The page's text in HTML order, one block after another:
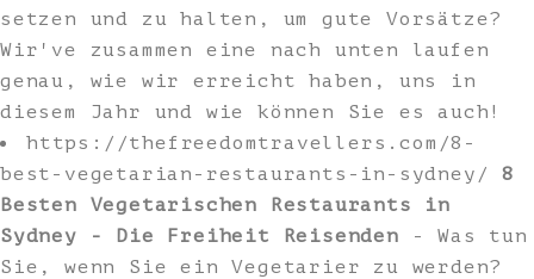
setzen und zu halten, um gute Vorsätze?
Wir've zusammen eine nach unten laufen
genau, wie wir erreicht haben, uns in
diesem Jahr und wie können Sie es auch!
https://thefreedomtravellers.com/8-
best-vegetarian-restaurants-in-sydney/8
Besten Vegetarischen Restaurants in
Sydney - Die Freiheit Reisenden - Was tun
Sie, wenn Sie ein Vegetarier zu werden?